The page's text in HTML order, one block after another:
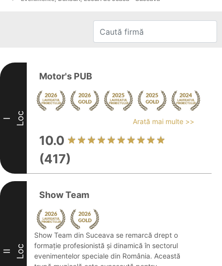
I Loc
Motor's PUB
Arată mai multe >>
10.0
(417)
II Loc
Show Team
Show Team din Suceava se remarcă drept o
formație profesionistă și dinamică în sectorul
evenimentelor speciale din România. Această